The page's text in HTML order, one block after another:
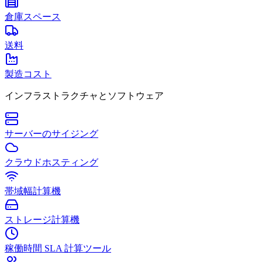
倉庫スペース
送料
製造コスト
インフラストラクチャとソフトウェア
サーバーのサイジング
クラウドホスティング
帯域幅計算機
ストレージ計算機
稼働時間 SLA 計算ツール